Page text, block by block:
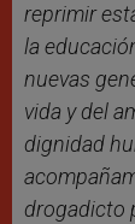
reprimir
la
nuevas
vida y del
dignidad
drogadicto